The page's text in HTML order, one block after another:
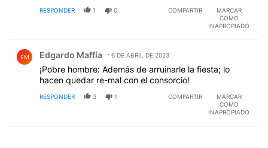
RESPONDER 1 0 COMPARTIR
MARCAR
COMO
INAPROPIADO
EM Edgardo Maffía 6 DE ABRIL DE 2023
¡Pobre hombre: Además de arruinarle la fiesta; lo
hacen quedar re-mal con el consorcio!
RESPONDER 3 1 COMPARTIR
MARCAR
COMO
INAPROPIADO